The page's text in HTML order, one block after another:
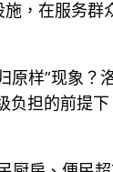
，在服务
样”现象？
负担的前提